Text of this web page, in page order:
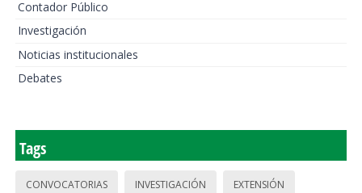
Contador Público
Investigación
Noticias institucionales
Debates
Tags
CONVOCATORIAS INVESTIGACIÓN EXTENSIÓN